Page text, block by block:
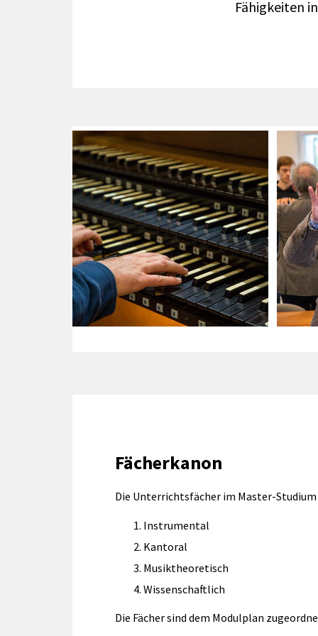
Fähigkeiten
Fächerkanon
Die Unterrichtsfächer im Master-
Instrumental
Kantoral
Musiktheoretisch
Wissenschaftlich
Die Fächer sind dem Modulplan